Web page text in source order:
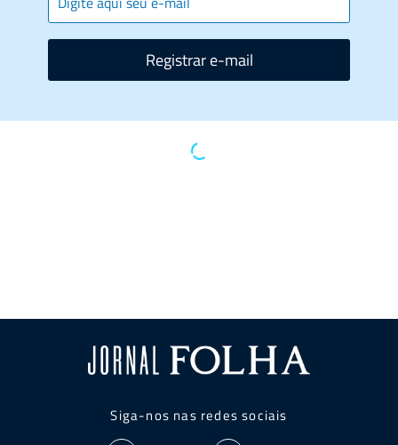
Registrar e-mail
Siga-nos nas redes sociais